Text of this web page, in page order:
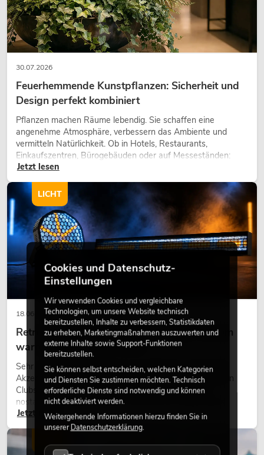
30.07.2026
Feuerhemmende Kunstpflanzen: Sicherheit und
Design perfekt kombiniert
Pflanzen machen Räume lebendig. Sie schaffen eine
angenehme Atmosphäre, verbessern das Ambiente und
vermitteln Natürlichkeit. Ob in Hotels, Restaurants,
Einkaufszentren, Bürogebäuden oder auf Messeständen:
eine hochwertige Begrünung gehört heute längst zum
Jetzt lesen
18.06.2026
Retro-Licht im modernen Lichtdesign: Warum
warmes Licht wieder wirkt
Sehr warmes Licht, sichtbare Leuchtflächen und farbige
Akzente prägen viele aktuelle Lichtdesigns auf Bühnen, in
Clubs und bei Events. Retro-Licht ist dabei kein rein
nostalgischer Effekt, sondern ein bewusst eingesetztes
Gestaltungsmittel: Es schafft Atmosphäre, gibt Szenen
Charakter und kann technische LED-Setups emotionaler
wirken lassen.
Jetzt lesen
LICHT
Cookies und Datenschutz-
Einstellungen
Wir verwenden Cookies und vergleichbare
Technologien, um unsere Website technisch
bereitzustellen, Inhalte zu verbessern, Statistikdaten
zu erheben, Marketingmaßnahmen auszuwerten und
externe Inhalte sowie Support-Funktionen
bereitzustellen.
Sie können selbst entscheiden, welchen Kategorien
und Diensten Sie zustimmen möchten. Technisch
erforderliche Dienste sind notwendig und können
nicht deaktiviert werden.
Weitergehende Informationen hierzu finden Sie in
unsererDatenschutzerklärung.